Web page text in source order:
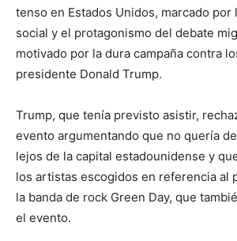
tenso en Estados Unidos, marcado por
social y el protagonismo del debate
motivado por la dura campaña contra
presidente Donald Trump.
Trump, que tenía previsto asistir,
evento argumentando que no quería
lejos de la capital estadounidense y
los artistas escogidos en referencia al
la banda de rock Green Day, que
el evento.